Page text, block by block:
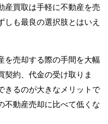
産買取は手軽に不動産を売
しも最良の選択肢とはいえ
を売却する際の手間を大幅
契約、代金の受け取りま
きるのが大きなメリットで
不動産売却に比べて低くな